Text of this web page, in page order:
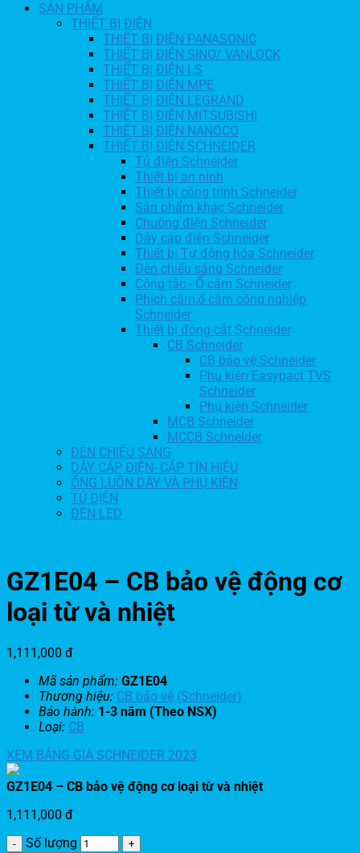
SẢN PHẨM
THIẾT BỊ ĐIỆN
THIẾT BỊ ĐIỆN PANASONIC
THIẾT BỊ ĐIỆN SINO/ VANLOCK
THIẾT BỊ ĐIỆN LS
THIẾT BỊ ĐIỆN MPE
THIẾT BỊ ĐIỆN LEGRAND
THIẾT BỊ ĐIỆN MITSUBISHI
THIẾT BỊ ĐIỆN NANOCO
THIẾT BỊ ĐIỆN SCHNEIDER
Tủ điện Schneider
Thiết bị an ninh
Thiết bị công trình Schneider
Sản phẩm khác Schneider
Chuông điện Schneider
Dây cáp điện Schneider
Thiết bị Tự động hóa Schneider
Đèn chiếu sáng Schneider
Công tắc - Ổ cắm Schneider
Phích cắm,ổ cắm công nghiệp
Schneider
Thiết bị đóng cắt Schneider
CB Schneider
CB bảo vệ Schneider
Phụ kiện Easypact TVS
Schneider
Phụ kiện Schneider
MCB Schneider
MCCB Schneider
ĐÈN CHIẾU SÁNG
DÂY CÁP ĐIỆN- CÁP TÍN HIỆU
ỐNG LUỒN DÂY VÀ PHỤ KIỆN
TỦ ĐIỆN
ĐÈN LED
GZ1E04 – CB bảo vệ động cơ
loại từ và nhiệt
1,111,000 đ
Mã sản phẩm: GZ1E04
Thương hiệu: CB bảo vệ (Schneider)
Bảo hành: 1-3 năm (Theo NSX)
Loại: CB
XEM BẢNG GIÁ SCHNEIDER 2023
GZ1E04 – CB bảo vệ động cơ loại từ và nhiệt
1,111,000 đ
Số lượng